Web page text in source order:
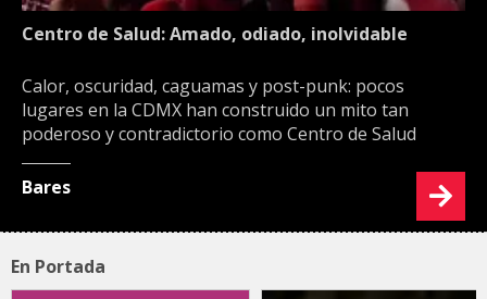
Centro de Salud: Amado, odiado, inolvidable
Calor, oscuridad, caguamas y post-punk: pocos
lugares en la CDMX han construido un mito tan
poderoso y contradictorio como Centro de Salud
Bares
En Portada